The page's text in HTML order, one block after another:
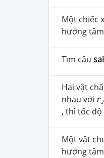
Một chiếc
hướng
Tìm câu sai
Hai vật
nhau với r
rA
, thì tốc
Một vật
hướng